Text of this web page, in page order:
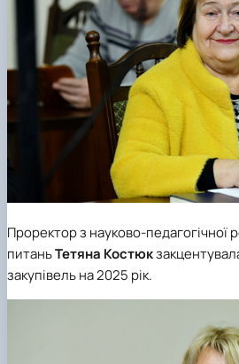
Проректор з науково-педагогічної
питаньТетяна Костюк
закупівель на 2025 рік.